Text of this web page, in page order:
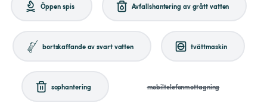
Öppen spis Avfallshantering av grått vatten
bortskaffande av svart vatten tvättmaskin
sophantering mobiltelefonmottagning